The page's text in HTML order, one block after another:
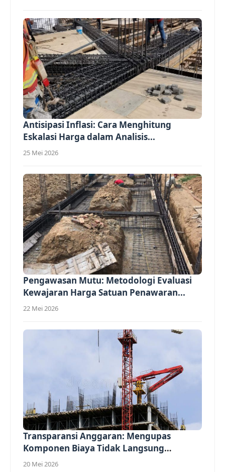
Antisipasi Inflasi: Cara Menghitung
Eskalasi Harga dalam Analisis...
25 Mei 2026
Pengawasan Mutu: Metodologi Evaluasi
Kewajaran Harga Satuan Penawaran...
22 Mei 2026
Transparansi Anggaran: Mengupas
Komponen Biaya Tidak Langsung
(Overhead)...
20 Mei 2026